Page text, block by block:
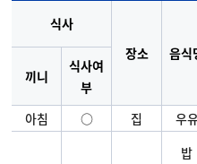
식사
장소
음식
끼니
식사여
부
아침
○ 집 우유
밥